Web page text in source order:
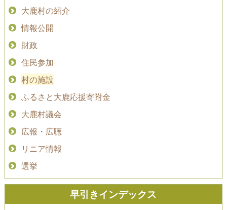
大鹿村の紹介
情報公開
財政
住民参加
村の施設
ふるさと大鹿応援寄附金
大鹿村議会
広報・広聴
リニア情報
選挙
早引きインデックス